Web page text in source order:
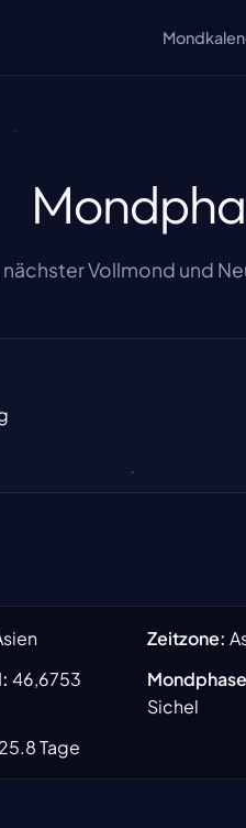
Vollmond und
Zeitzone:
: 46,6753 Mondphase
Sichel
25.8 Tage